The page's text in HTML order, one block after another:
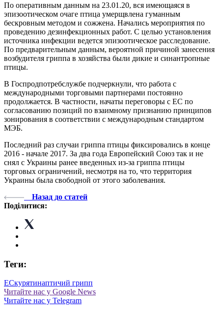
По оперативным данным на 23.01.20, вся имеющаяся в
эпизоотическом очаге птица умерщвлена гуманным
бескровным методом и сожжена. Начались мероприятия по
проведению дезинфекционных работ. С целью установления
источника инфекции ведется эпизоотическое расследование.
По предварительным данным, вероятной причиной занесения
возбудителя гриппа в хозяйства были дикие и синантропные
птицы.
В Госпродпотребслужбе подчеркнули, что работа с
международными торговыми партнерами постоянно
продолжается. В частности, начаты переговоры с ЕС по
согласованию позиций по взаимному признанию принципов
зонирования в соответствии с международным стандартом
МЭБ.
Последний раз случаи гриппа птицы фиксировались в конце
2016 - начале 2017. За два года Европейский Союз так и не
снял с Украины ранее введенных из-за гриппа птицы
торговых ограничений, несмотря на то, что территория
Украины была свободной от этого заболевания.
Назад до статей
Поділитися:
Теги:
ЕСкурятинаптичий грипп
Читайте нас у Google News
Читайте нас у Telegram